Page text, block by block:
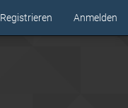
Registrieren Anmelden